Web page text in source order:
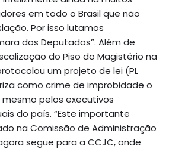
em todo o Brasil que não
Por isso lutamos
dos Deputados”. Além de
do Piso do Magistério na
um projeto de lei (PL
como crime de improbidade o
pelos executivos
do país. “Este importante
na Comissão de Administração
segue para a CCJC, onde